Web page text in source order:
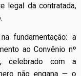
legal da contratada,
fundamentação: a
ao Convênio nº
celebrado com a
não engana — o